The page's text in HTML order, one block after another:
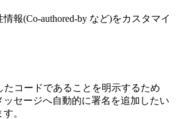
報(Co-authored-by など)をカスタマイ
たコードであることを明示するため
ッセージへ自動的に署名を追加したい
。